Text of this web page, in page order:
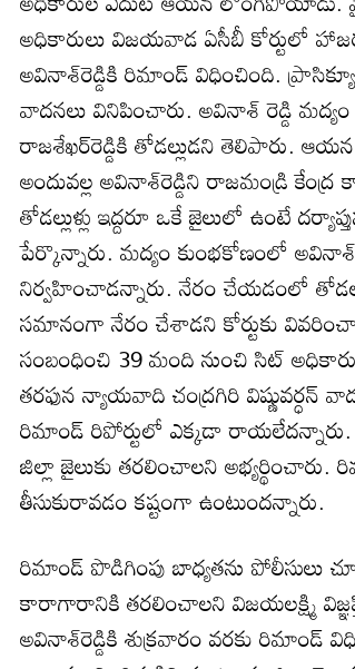
అధికారులు విజయవాడ ఏసీబీ కోర్టులో
అవినాశ్‌రెడ్డికి రిమాండ్‌ విధించింది.
వాదనలు వినిపించారు. అవినాశ్‌ రెడ్డి
రాజశేఖర్‌రెడ్డికి తోడల్లుడని తెలిపారు.
అందువల్ల అవినాశ్‌రెడ్డిని రాజమండ్రి
తోడల్లుళ్లు ఇద్దరూ ఒకే జైలులో ఉంటే
పేర్కొన్నారు. మద్యం కుంభకోణంలో
నిర్వహించాడన్నారు. నేరం చేయడంలో
సమానంగా నేరం చేశాడని కోర్టుకు
సంబంధించి 39 మంది నుంచి సిట్‌
తరఫున న్యాయవాది చంద్రగిరి విష్ణువర్ధన్‌
రిమాండ్‌ రిపోర్టులో ఎక్కడా
జిల్లా జైలుకు తరలించాలని
తీసుకురావడం కష్టంగా ఉంటుందన్నారు.
రిమాండ్‌ పొడిగింపు బాధ్యతను పోలీసులు
కారాగారానికి తరలించాలని విజయలక్ష్మి
అవినాశ్‌రెడ్డికి శుక్రవారం వరకు రిమాండ్‌